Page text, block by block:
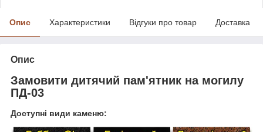
Опис Характеристики Відгуки про товар Доставка
Опис
Замовити дитячий пам'ятник на могилу
ПД-03
Доступні види каменю: